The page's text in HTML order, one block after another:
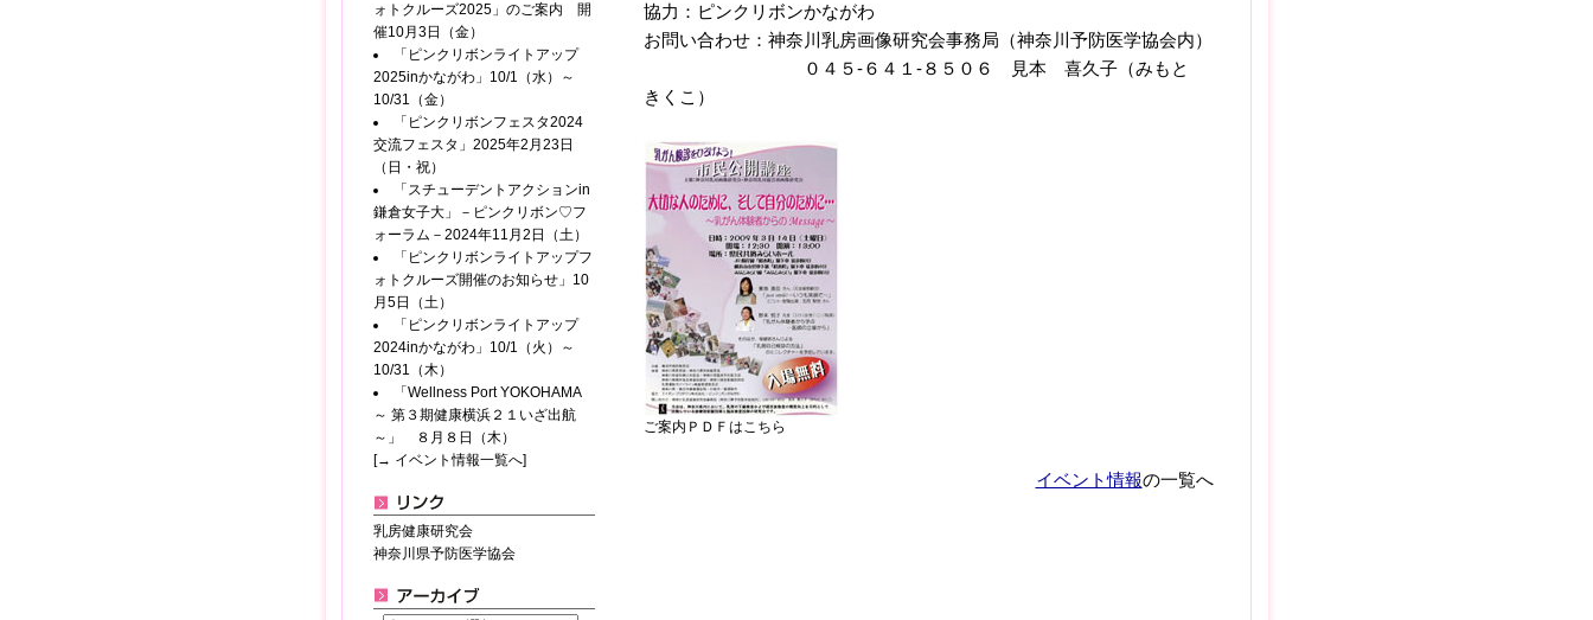
協力：ピンクリボンかながわ
お問い合わせ：神奈川乳房画像研究会事務局（神奈川予防医学協会内）
０４５-６４１-８５０６ 見本 喜久子（みもと
きくこ）
ご案内ＰＤＦはこちら
イベント情報の一覧へ
ォトクルーズ2025」のご案内 開
催10月3日（金）
「ピンクリボンライトアップ
2025inかながわ」10/1（水）～
10/31（金）
「ピンクリボンフェスタ2024
交流フェスタ」2025年2月23日
（日・祝）
「スチューデントアクションin
鎌倉女子大」－ピンクリボン♡フ
ォーラム－2024年11月2日（土）
「ピンクリボンライトアップフ
ォトクルーズ開催のお知らせ」10
月5日（土）
「ピンクリボンライトアップ
2024inかながわ」10/1（火）～
10/31（木）
「Wellness Port YOKOHAMA
～ 第３期健康横浜２１いざ出航
～」 ８月８日（木）
[→ イベント情報一覧へ]
乳房健康研究会
神奈川県予防医学協会